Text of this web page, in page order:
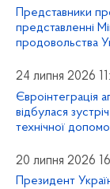
Представники
представленні
продовольства
24 липня 2026
Євроінтеграція
відбулася
технічної
20 липня 2026
Президент